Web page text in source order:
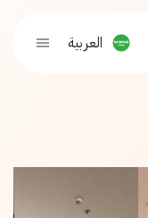
العربية